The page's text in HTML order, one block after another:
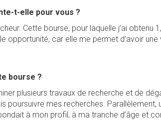
t-elle pour vous ?
Cette bourse, pour laquelle j’ai obtenu
opportunité, car elle me permet d’avoir
bourse ?
plusieurs travaux de recherche et de
poursuivre mes recherches. Parallèlement,
à mon profil, à ma tranche d’âge et